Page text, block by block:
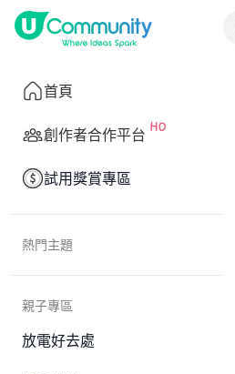
首頁
創作者合作平台
試用獎賞專區
熱門主題
親子專區
放電好去處